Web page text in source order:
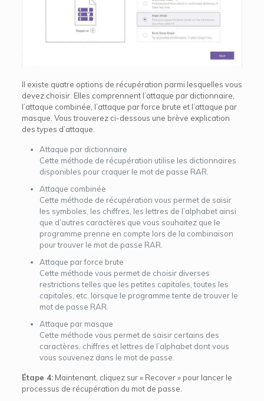
Il existe quatre options de récupération parmi lesquelles vous
devez choisir. Elles comprennent l’attaque par dictionnaire,
l’attaque combinée, l’attaque par force brute et l’attaque par
masque. Vous trouverez ci-dessous une brève explication
des types d’attaque.
Attaque par dictionnaire
Cette méthode de récupération utilise les dictionnaires
disponibles pour craquer le mot de passe RAR.
Attaque combinée
Cette méthode de récupération vous permet de saisir
les symboles, les chiffres, les lettres de l’alphabet ainsi
que d’autres caractères que vous souhaitez que le
programme prenne en compte lors de la combinaison
pour trouver le mot de passe RAR.
Attaque par force brute
Cette méthode vous permet de choisir diverses
restrictions telles que les petites capitales, toutes les
capitales, etc. lorsque le programme tente de trouver le
mot de passe RAR.
Attaque par masque
Cette méthode vous permet de saisir certains des
caractères, chiffres et lettres de l’alphabet dont vous
vous souvenez dans le mot de passe.
Étape 4:Maintenant, cliquez sur « Recover » pour lancer le
processus de récupération du mot de passe.